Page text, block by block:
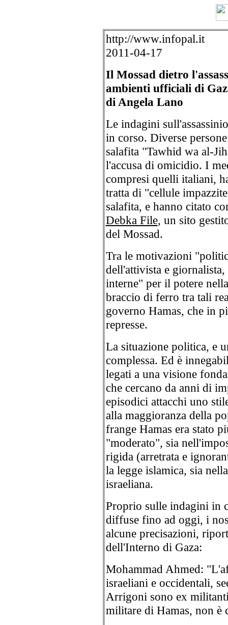
http://www.infopal.it
2011-04-17
Il Mossad dietro
ambienti ufficiali di
di Angela Lano
Le indagini
in corso. Diverse
salafita "Tawhid wa al-
l'accusa di omicidio. I
compresi quelli italiani,
tratta di "cellule
salafita, e hanno citato
Debka File, un sito
del Mossad.
Tra le motivazioni
dell'attivista e
interne" per il potere
braccio di ferro tra tali
governo Hamas, che in
represse.
La situazione politica, e
complessa. Ed è
legati a una visione
che cercano da anni di
episodici attacchi uno
alla maggioranza della
frange Hamas era stato
"moderato", sia
rigida (arretrata e
la legge islamica, sia
israeliana.
Proprio sulle indagini in
diffuse fino ad oggi, i
alcune precisazioni,
dell'Interno di Gaza:
Mohammad Ahmed:
israeliani e occidentali,
Arrigoni sono ex
militare di Hamas, non è